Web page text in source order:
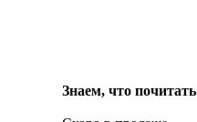
Знаем, что почитать